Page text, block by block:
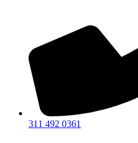
311 492 0361